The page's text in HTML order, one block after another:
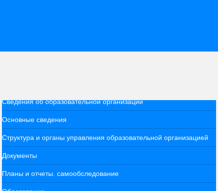
Сведения об образовательной организации
Основные сведения
Структура и органы управления образовательной организацией
Документы
Планы и отчеты. самообследование